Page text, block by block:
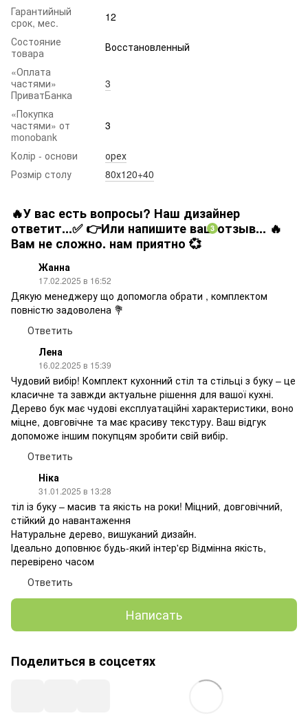
Гарантийный
срок, мес.
12
Состояние
товара
Восстановленный
«Оплата
частями»
ПриватБанка
3
«Покупка
частями» от
monobank
3
Колір - основи
орех
Розмір столу
80х120+40
🔥У вас есть вопросы? Наш дизайнер
ответит...✅ 👉Или напишите ваш отзыв... 🔥
Вам не сложно. нам приятно 💞
3
Жанна
17.02.2025 в 16:52
Дякую менеджеру що допомогла обрати , комплектом
повністю задоволена 💐
Ответить
Лена
16.02.2025 в 15:39
Чудовий вибір! Комплект кухонний стіл та стільці з буку – це
класичне та завжди актуальне рішення для вашої кухні.
Дерево бук має чудові експлуатаційні характеристики, воно
міцне, довговічне та має красиву текстуру. Ваш відгук
допоможе іншим покупцям зробити свій вибір.
Ответить
Ніка
31.01.2025 в 13:28
тіл із буку – масив та якість на роки! Міцний, довговічний,
стійкий до навантаження
Натуральне дерево, вишуканий дизайн.
Ідеально доповнює будь-який інтер'єр Відмінна якість,
перевірено часом
Ответить
Написать
Поделиться в соцсетях